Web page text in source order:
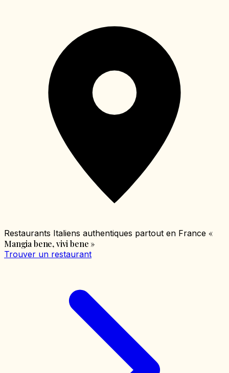
Restaurants Italiens authentiques partout en France «
Mangia bene, vivi bene »
Trouver un restaurant